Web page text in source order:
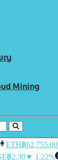
ญ
Mining
ETH฿62,755.00
฿2.30▼ 1.22%